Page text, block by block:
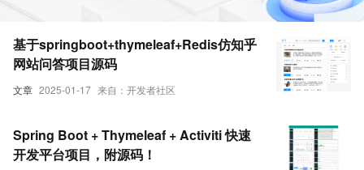
文章 2025-01-17 来自：开发者社区
基于springboot+thymeleaf+Redis仿知乎
网站问答项目源码
Spring Boot + Thymeleaf + Activiti 快速
开发平台项目，附源码！